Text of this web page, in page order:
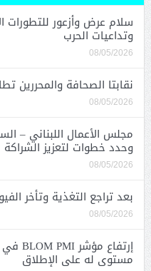
سلام عرض وأزعور للتطورات
وتداعيات الحرب
08/05/2026
نقابتا الصحافة والمحررين
08/05/2026
مجلس الأعمال اللبناني –
وحدد خطوات لتعزيز الشراكة
08/05/2026
بعد تراجع التغذية وتأخر
08/05/2026
مستوى له على الإطلاق